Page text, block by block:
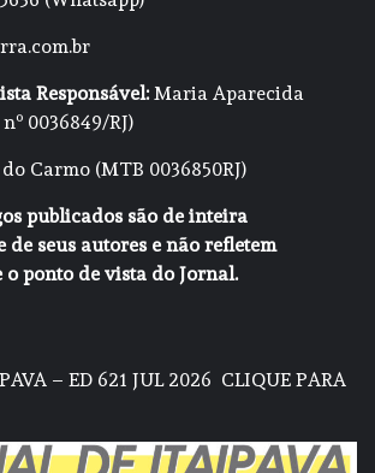
Responsável:Maria Aparecida
0036849/RJ)
Carmo (MTB 0036850RJ)
publicados são de inteira
de seus autores e não refletem
o ponto de vista do Jornal.
– ED 621 JUL 2026 CLIQUE PARA